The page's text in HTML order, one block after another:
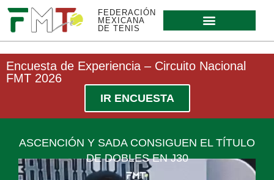
FEDERACIÓN
MEXICANA
DE TENIS
Encuesta de Experiencia – Circuito Nacional
FMT 2026
IR ENCUESTA
ASCENCIÓN Y SADA CONSIGUEN EL TÍTULO
DE DOBLES EN J30